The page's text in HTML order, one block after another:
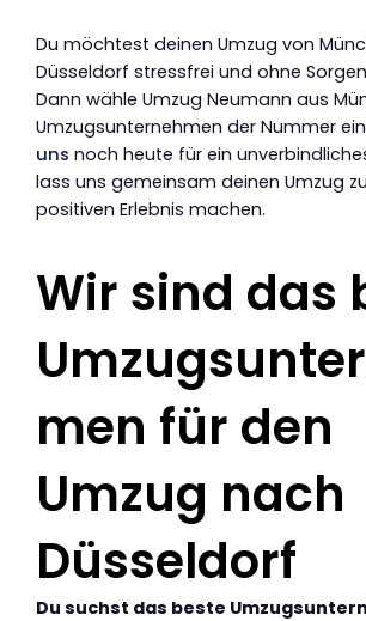
Du möchtest deinen Umzug von
Düsseldorf stressfrei und ohne
Dann wähle Umzug Neumann aus
Umzugsunternehmen der Nummer
uns noch heute für ein
lass uns gemeinsam deinen Umzug
positiven Erlebnis machen.
Wir sind das
men für den
Umzug nach
Düsseldorf
Du suchst das beste